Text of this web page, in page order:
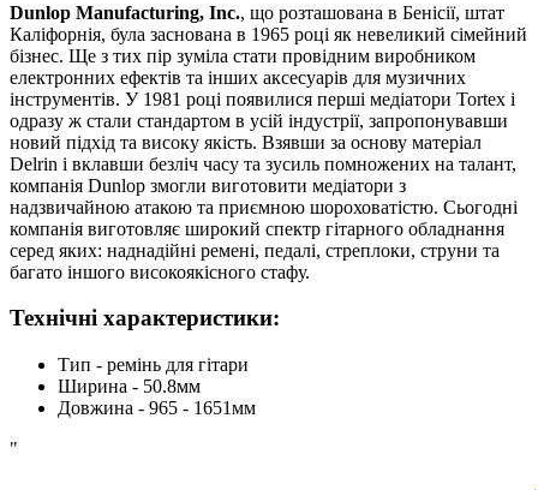
Dunlop Manufacturing, Inc., що розташована в Бенісії, штат
Каліфорнія, була заснована в 1965 році як невеликий сімейний
бізнес. Ще з тих пір зуміла стати провідним виробником
електронних ефектів та інших аксесуарів для музичних
інструментів. У 1981 році появилися перші медіатори Tortex і
одразу ж стали стандартом в усій індустрії, запропонувавши
новий підхід та високу якість. Взявши за основу матеріал
Delrin і вклавши безліч часу та зусиль помножених на талант,
компанія Dunlop змогли виготовити медіатори з
надзвичайною атакою та приємною шороховатістю. Сьогодні
компанія виготовляє широкий спектр гітарного обладнання
серед яких: наднадійні ремені, педалі, стреплоки, струни та
багато іншого високоякісного стафу.
Технічні характеристики:
Тип - ремінь для гітари
Ширина - 50.8мм
Довжина - 965 - 1651мм
"